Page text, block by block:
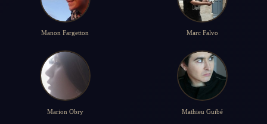
Manon Fargetton Marc Falvo
Marion Obry Mathieu Guibé